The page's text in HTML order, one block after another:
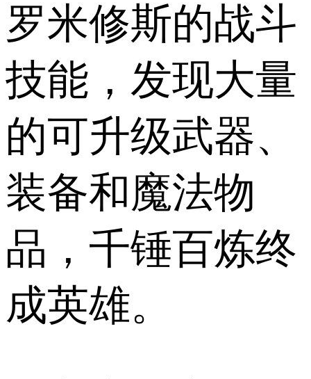
罗米修斯的战斗
技能，发现大量
的可升级武器、
装备和魔法物
品，千锤百炼终
成英雄。